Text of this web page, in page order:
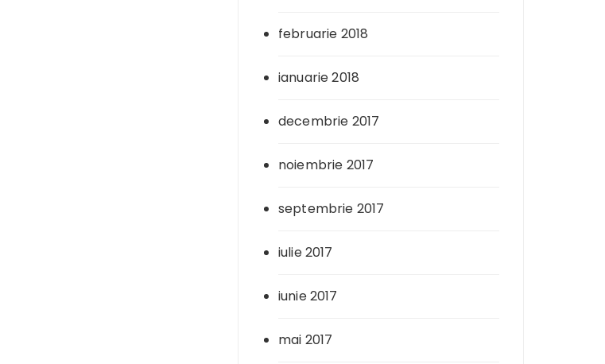
februarie 2018
ianuarie 2018
decembrie 2017
noiembrie 2017
septembrie 2017
iulie 2017
iunie 2017
mai 2017